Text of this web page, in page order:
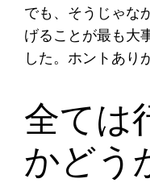
でも、そうじゃな
げることが最も大
した。ホントあり
全ては
かどう